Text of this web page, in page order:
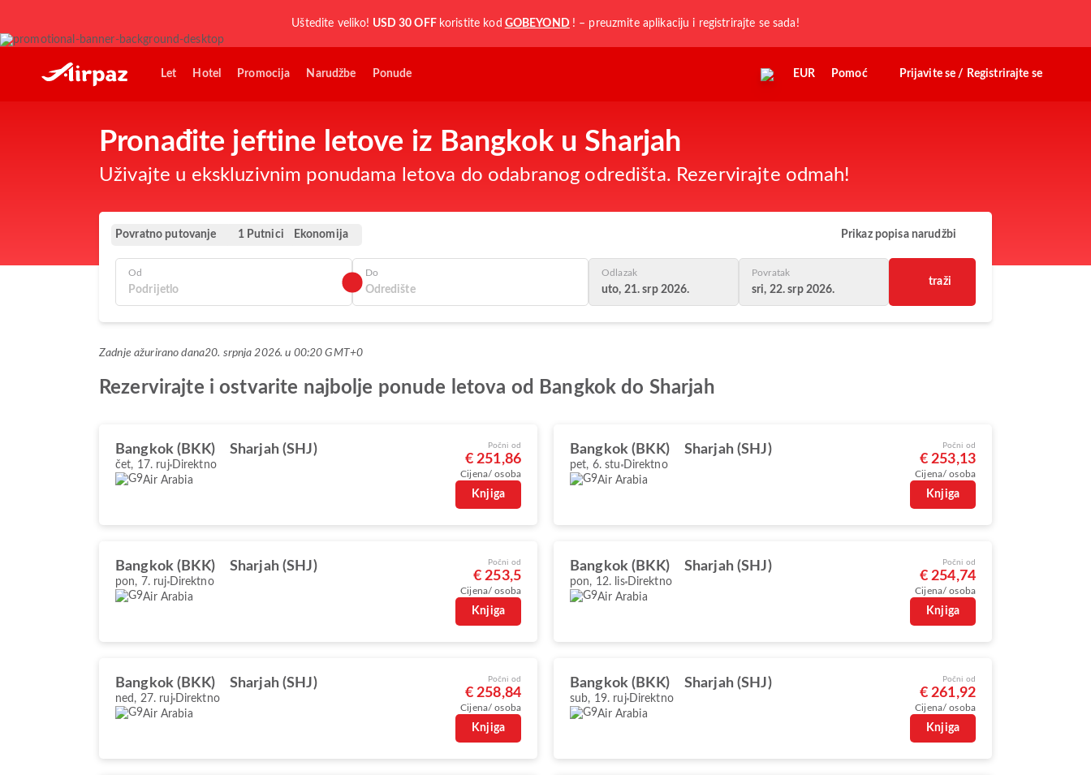
Uštedite veliko! USD 30 OFF koristite kod GOBEYOND ! – preuzmite aplikaciju i registrirajte se sada!
Let Hotel Promocija Narudžbe Ponude EUR Pomoć Prijavite se / Registrirajte se
Pronađite jeftine letove iz Bangkok u Sharjah
Uživajte u ekskluzivnim ponudama letova do odabranog odredišta. Rezervirajte odmah!
Povratno putovanje 1 Putnici Ekonomija Prikaz popisa narudžbi
Od Do Odlazak
uto, 21. srp 2026.
Povratak
sri, 22. srp 2026.
traži
Zadnje ažurirano dana20. srpnja 2026. u 00:20 GMT+0
Rezervirajte i ostvarite najbolje ponude letova od Bangkok do Sharjah
Bangkok (BKK) Sharjah (SHJ)
čet, 17. ruj Direktno
Air Arabia
Počni od
€ 251,86
Cijena/ osoba
Knjiga
Bangkok (BKK) Sharjah (SHJ)
pet, 6. stu Direktno
Air Arabia
Počni od
€ 253,13
Cijena/ osoba
Knjiga
Bangkok (BKK) Sharjah (SHJ)
pon, 7. ruj Direktno
Air Arabia
Počni od
€ 253,5
Cijena/ osoba
Knjiga
Bangkok (BKK) Sharjah (SHJ)
pon, 12. lis Direktno
Air Arabia
Počni od
€ 254,74
Cijena/ osoba
Knjiga
Bangkok (BKK) Sharjah (SHJ)
ned, 27. ruj Direktno
Air Arabia
Počni od
€ 258,84
Cijena/ osoba
Knjiga
Bangkok (BKK) Sharjah (SHJ)
sub, 19. ruj Direktno
Air Arabia
Počni od
€ 261,92
Cijena/ osoba
Knjiga